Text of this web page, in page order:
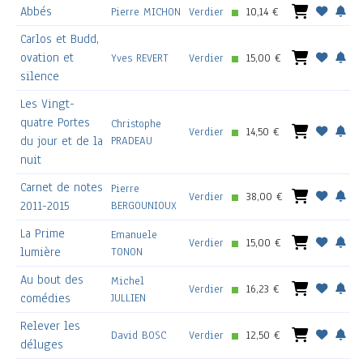
Abbés Pierre MICHON Verdier 10,14 €
Carlos et Budd,
ovation et
silence
Yves REVERT Verdier 15,00 €
Les Vingt-
quatre Portes
du jour et de la
nuit
Christophe
PRADEAU
Verdier 14,50 €
Carnet de notes
2011-2015
Pierre
BERGOUNIOUX
Verdier 38,00 €
La Prime
lumière
Emanuele
TONON
Verdier 15,00 €
Au bout des
comédies
Michel
JULLIEN
Verdier 16,23 €
Relever les
déluges
David BOSC Verdier 12,50 €